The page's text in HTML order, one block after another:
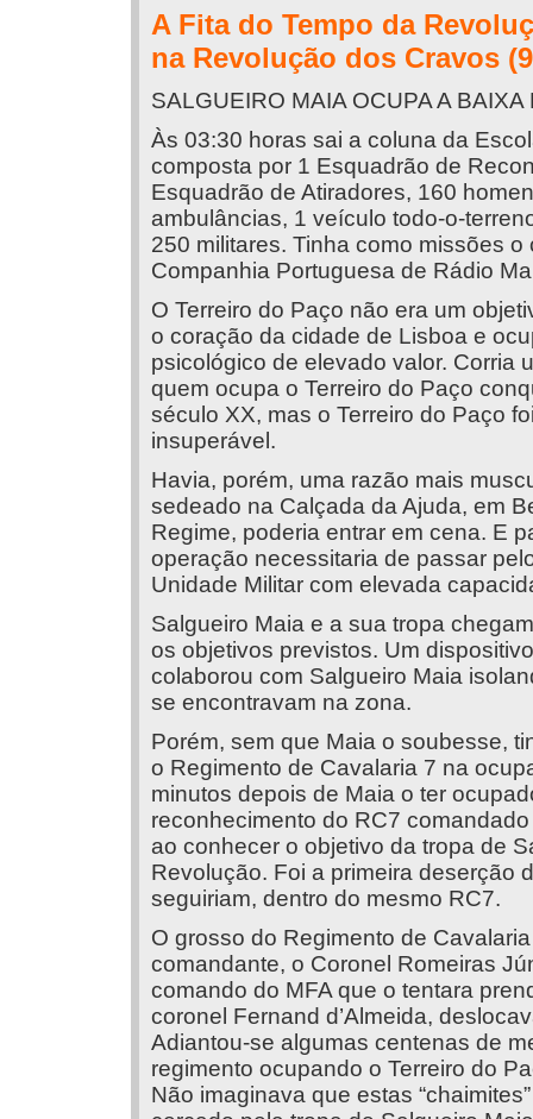
A Fita do Tempo da
na Revolução dos Cravos
SALGUEIRO MAIA OCUPA A BAIXA
Às 03:30 horas sai a coluna da
composta por 1 Esquadrão de
Esquadrão de Atiradores, 160
ambulâncias, 1 veículo todo-o-
250 militares. Tinha como missões
Companhia Portuguesa de Rádio
O Terreiro do Paço não era um
o coração da cidade de Lisboa e
psicológico de elevado valor. Corria
quem ocupa o Terreiro do Paço
século XX, mas o Terreiro do Paço
insuperável.
Havia, porém, uma razão mais
sedeado na Calçada da Ajuda, em
Regime, poderia entrar em cena. E
operação necessitaria de passar
Unidade Militar com elevada
Salgueiro Maia e a sua tropa
os objetivos previstos. Um
colaborou com Salgueiro Maia
se encontravam na zona.
Porém, sem que Maia o soubesse,
o Regimento de Cavalaria 7 na
minutos depois de Maia o ter
reconhecimento do RC7
ao conhecer o objetivo da tropa de
Revolução. Foi a primeira deserção
seguiriam, dentro do mesmo RC7.
O grosso do Regimento de
comandante, o Coronel Romeiras
comando do MFA que o tentara
coronel Fernand d’Almeida,
Adiantou-se algumas centenas de
regimento ocupando o Terreiro do
Não imaginava que estas